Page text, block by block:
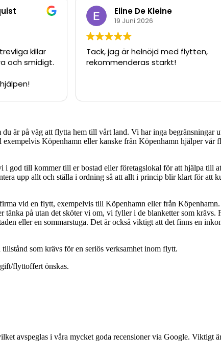
killar
och smidigt.
Eline De Kleine
19 Juni 2026
Tack, jag är helnöjd med flytten,
rekommenderas starkt!
är på väg att flytta hem till vårt land. Vi har inga begränsningar
Köpenhamn eller kanske från Köpenhamn hjälper
till kommer till er bostad eller företagslokal för att hjälpa till
upp allt och ställa i ordning så att allt i princip blir klart för
vid en flytt, exempelvis till Köpenhamn eller från
på utan det sköter vi om, vi fyller i de blanketter som
eller en sommarstuga. Det är också viktigt att det finns en
som krävs för en seriös verksamhet inom flytt.
flyttoffert önskas.
avspeglas i våra mycket goda recensioner via Google.